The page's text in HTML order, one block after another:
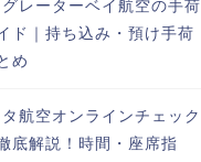
レーターベイ航空の手荷
ド｜持ち込み・預け手荷
め
航空オンラインチェック
底解説！時間・座席指